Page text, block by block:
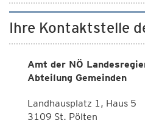
Ihre Kontaktstelle
Amt der NÖ
Abteilung Gemeinden
Landhausplatz 1, Haus 5
3109 St. Pölten